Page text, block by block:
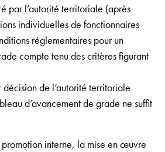
par l’autorité territoriale (après
individuelles de fonctionnaires
réglementaires pour un
compte tenu des critères figurant
de l’autorité territoriale
d’avancement de grade ne suffit
interne, la mise en œuvre